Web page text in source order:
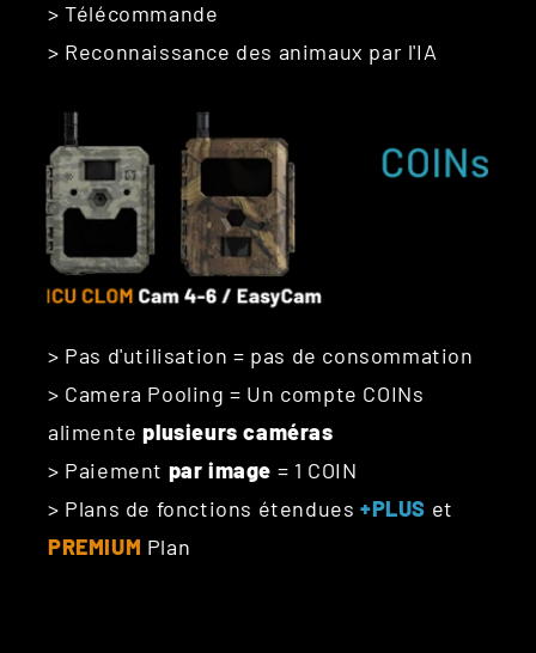
> Télécommande
> Reconnaissance des animaux par l'IA
> Pas d'utilisation = pas de consommation
> Camera Pooling = Un compte COINs
alimenteplusieurs caméras
> Paiement par image = 1 COIN
> Plans de fonctions étendues +PLUS et
PREMIUM Plan